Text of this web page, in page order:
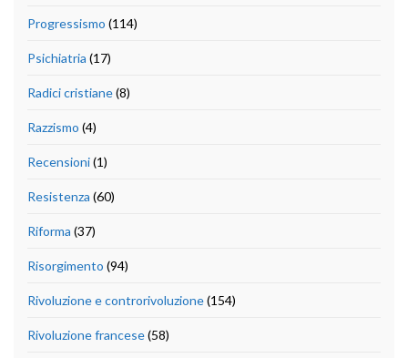
Progressismo (114)
Psichiatria (17)
Radici cristiane(8)
Razzismo (4)
Recensioni(1)
Resistenza (60)
Riforma (37)
Risorgimento (94)
Rivoluzione e controrivoluzione(154)
Rivoluzione francese(58)